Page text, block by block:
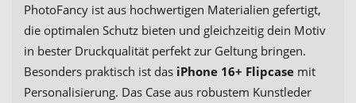
PhotoFancy ist aus hochwertigen Materialien gefertigt,
die optimalen Schutz bieten und gleichzeitig dein Motiv
in bester Druckqualität perfekt zur Geltung bringen.
Besonders praktisch ist das iPhone 16+ Flipcase mit
Personalisierung. Das Case aus robustem Kunstleder